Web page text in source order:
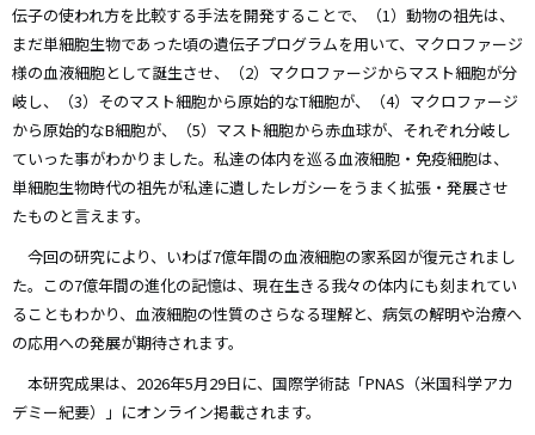
伝子の使われ方を比較する手法を開発することで、（1）動物の祖先は、
まだ単細胞生物であった頃の遺伝子プログラムを用いて、マクロファージ
様の血液細胞として誕生させ、（2）マクロファージからマスト細胞が分
岐し、（3）そのマスト細胞から原始的なT細胞が、（4）マクロファージ
から原始的なB細胞が、（5）マスト細胞から赤血球が、それぞれ分岐し
ていった事がわかりました。私達の体内を巡る血液細胞・免疫細胞は、
単細胞生物時代の祖先が私達に遺したレガシーをうまく拡張・発展させ
たものと言えます。
今回の研究により、いわば7億年間の血液細胞の家系図が復元されまし
た。この7億年間の進化の記憶は、現在生きる我々の体内にも刻まれてい
ることもわかり、血液細胞の性質のさらなる理解と、病気の解明や治療へ
の応用への発展が期待されます。
本研究成果は、2026年5月29日に、国際学術誌「PNAS（米国科学アカ
デミー紀要）」にオンライン掲載されます。